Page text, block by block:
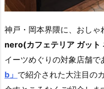
神戸・岡本界隈に、おしゃ
nero(カフェテリア ガット
イーツめぐりの対象店舗で
b」 で紹介された大注目の